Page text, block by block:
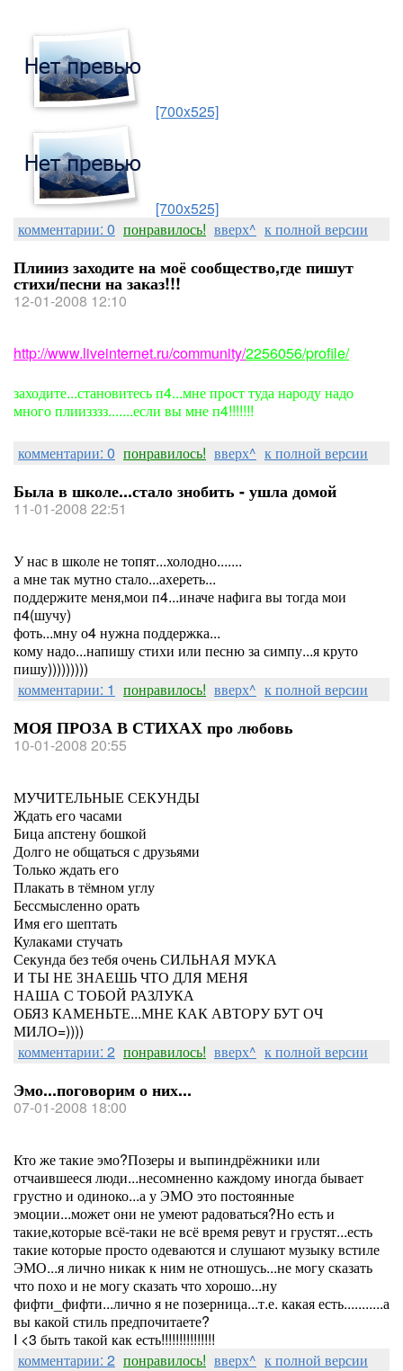
[700x525]
[700x525]
комментарии: 0 понравилось! вверх^ к полной версии
Плиииз заходите на моё сообщество,где пишут
стихи/песни на заказ!!!
12-01-2008 12:10
http://www.liveinternet.ru/community/2256056/profile/
заходите...становитесь п4...мне прост туда народу надо
много плиизззз.......если вы мне п4!!!!!!!
комментарии: 0 понравилось! вверх^ к полной версии
Была в школе...стало знобить - ушла домой
11-01-2008 22:51
У нас в школе не топят...холодно.......
а мне так мутно стало...ахереть...
поддержите меня,мои п4...иначе нафига вы тогда мои
п4(шучу)
фоть...мну о4 нужна поддержка...
кому надо...напишу стихи или песню за симпу...я круто
пишу)))))))))
комментарии: 1 понравилось! вверх^ к полной версии
МОЯ ПРОЗА В СТИХАХ про любовь
10-01-2008 20:55
МУЧИТЕЛЬНЫЕ СЕКУНДЫ
Ждать его часами
Бица апстену бошкой
Долго не общаться с друзьями
Только ждать его
Плакать в тёмном углу
Бессмысленно орать
Имя его шептать
Кулаками стучать
Секунда без тебя очень СИЛЬНАЯ МУКА
И ТЫ НЕ ЗНАЕШЬ ЧТО ДЛЯ МЕНЯ
НАША С ТОБОЙ РАЗЛУКА
ОБЯЗ КАМЕНЬТЕ...МНЕ КАК АВТОРУ БУТ ОЧ
МИЛО=))))
комментарии: 2 понравилось! вверх^ к полной версии
Эмо...поговорим о них...
07-01-2008 18:00
Кто же такие эмо?Позеры и выпиндрёжники или
отчаившееся люди...несомненно каждому иногда бывает
грустно и одиноко...а у ЭМО это постоянные
эмоции...может они не умеют радоваться?Но есть и
такие,которые всё-таки не всё время ревут и грустят...есть
такие которые просто одеваются и слушают музыку встиле
ЭМО...я лично никак к ним не отношусь...не могу сказать
что похо и не могу сказать что хорошо...ну
фифти_фифти...лично я не позерница...т.е. какая есть...........а
вы какой стиль предпочитаете?
I <3 быть такой как есть!!!!!!!!!!!!!!!
комментарии: 2 понравилось! вверх^ к полной версии